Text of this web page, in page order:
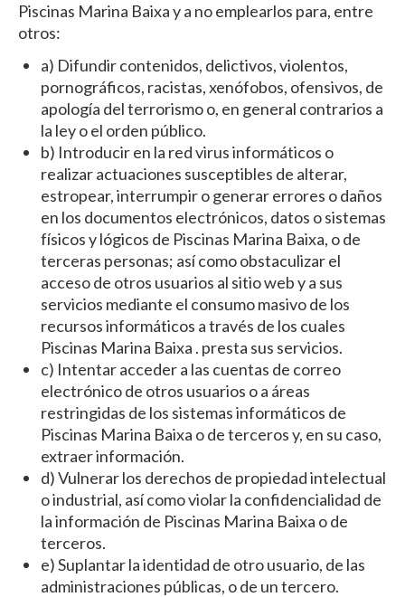
Piscinas Marina Baixa y a no emplearlos para, entre
otros:
a) Difundir contenidos, delictivos, violentos,
pornográficos, racistas, xenófobos, ofensivos, de
apología del terrorismo o, en general contrarios a
la ley o el orden público.
b) Introducir en la red virus informáticos o
realizar actuaciones susceptibles de alterar,
estropear, interrumpir o generar errores o daños
en los documentos electrónicos, datos o sistemas
físicos y lógicos de Piscinas Marina Baixa, o de
terceras personas; así como obstaculizar el
acceso de otros usuarios al sitio web y a sus
servicios mediante el consumo masivo de los
recursos informáticos a través de los cuales
Piscinas Marina Baixa . presta sus servicios.
c) Intentar acceder a las cuentas de correo
electrónico de otros usuarios o a áreas
restringidas de los sistemas informáticos de
Piscinas Marina Baixa o de terceros y, en su caso,
extraer información.
d) Vulnerar los derechos de propiedad intelectual
o industrial, así como violar la confidencialidad de
la información de Piscinas Marina Baixa o de
terceros.
e) Suplantar la identidad de otro usuario, de las
administraciones públicas, o de un tercero.